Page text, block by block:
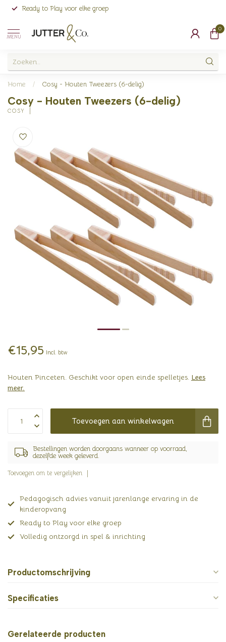
Ready to Play voor elke groep
MENU
0
Home / Cosy - Houten Tweezers (6-delig)
Cosy - Houten Tweezers (6-delig)
COSY
€15,95 Incl. btw
Houten Pinceten. Geschikt voor open einde spelletjes. Lees
meer.
Toevoegen aan winkelwagen
Bestellingen worden doorgaans wanneer op voorraad,
dezelfde week geleverd.
Toevoegen om te vergelijken
Pedagogisch advies vanuit jarenlange ervaring in de
kinderopvang
Ready to Play voor elke groep
Volledig ontzorgd in spel & inrichting
Productomschrijving
Specificaties
Gerelateerde producten